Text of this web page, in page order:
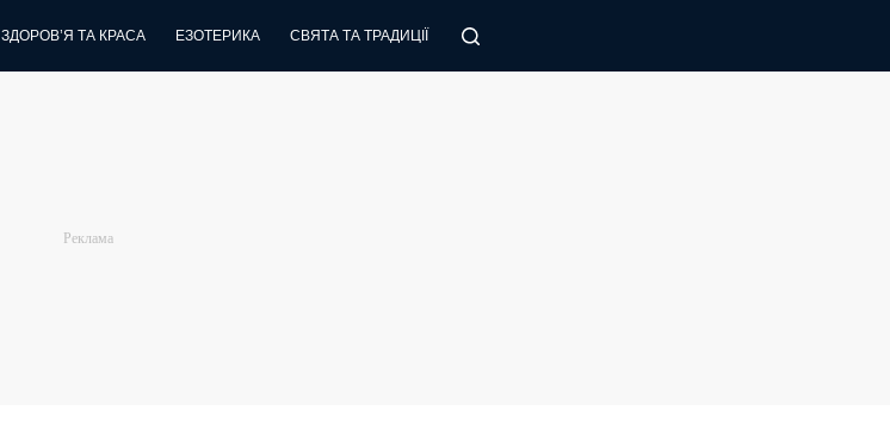
ЗДОРОВ’Я ТА КРАСА ЕЗОТЕРИКА СВЯТА ТА ТРАДИЦІЇ ПОРАДИ